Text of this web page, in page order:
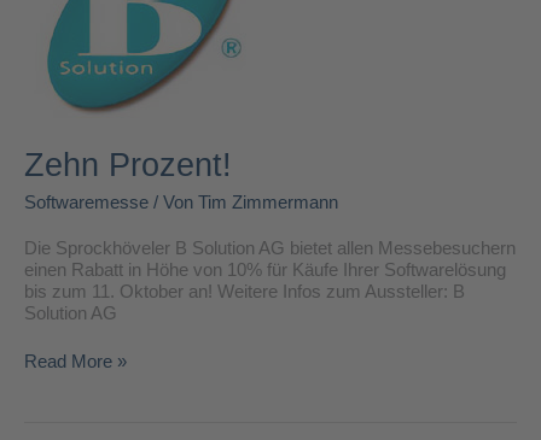
Zehn Prozent!
Softwaremesse / Von Tim Zimmermann
Die Sprockhöveler B Solution AG bietet allen Messebesuchern
einen Rabatt in Höhe von 10% für Käufe Ihrer Softwarelösung
bis zum 11. Oktober an! Weitere Infos zum Aussteller: B
Solution AG
Read More »